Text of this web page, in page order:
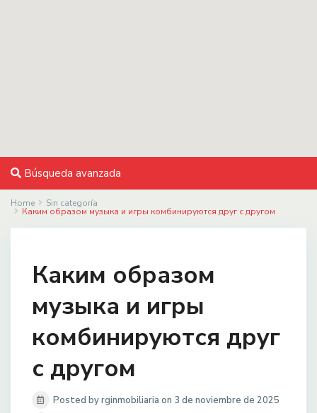
Búsqueda avanzada
Home Sin categoría
Каким образом музыка и игры комбинируются друг с другом
Каким образом
музыка и игры
комбинируются друг
с другом
Posted by rginmobiliaria on 3 de noviembre de 2025